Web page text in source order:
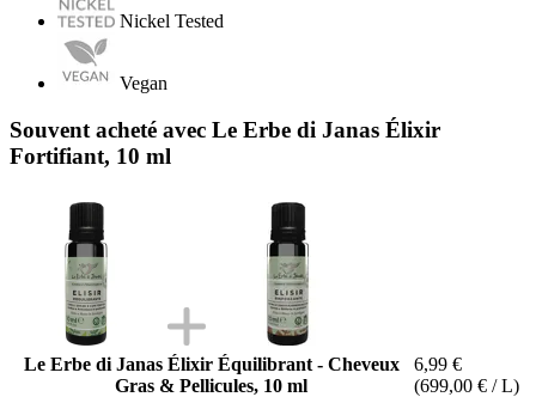
Nickel Tested
Vegan
Souvent acheté avec Le Erbe di Janas Élixir
Fortifiant, 10 ml
Le Erbe di Janas Élixir Équilibrant - Cheveux
Gras & Pellicules, 10 ml
6,99 €
(699,00 € / L)